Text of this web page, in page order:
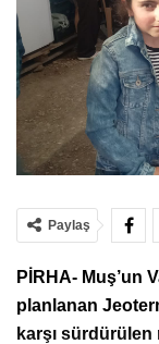
Paylaş
PİRHA- Muş’un
planlanan
karşı